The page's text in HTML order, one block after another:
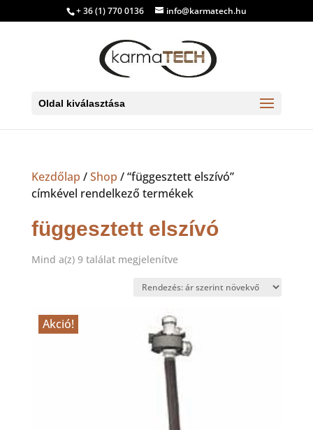
+ 36 (1) 770 0136 info@karmatech.hu
Oldal kiválasztása
Kezdőlap /Shop / “függesztett elszívó”
címkével rendelkező termékek
függesztett elszívó
Mind a(z) 9 találat megjelenítveSorted
price:
to
high
Akció!